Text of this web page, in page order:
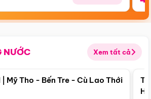
NƯỚC Xem tất cả
Điểm nổi bật
| Mỹ Tho - Bến Tre - Cù Lao Thới